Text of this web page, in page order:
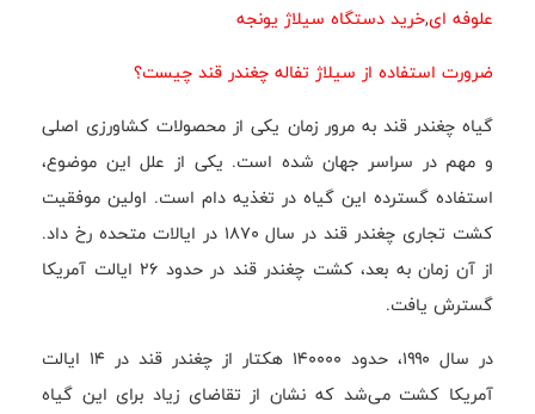
علوفه ای,خرید دستگاه سیلاژ یونجه
ضرورت استفاده از سیلاژ تفاله چغندر قند چیست؟
گیاه چغندر قند به مرور زمان یکی از محصولات کشاورزی اصلی
و مهم در سراسر جهان شده است. یکی از علل این موضوع،
استفاده گسترده این گیاه در تغذیه دام است. اولین موفقیت
کشت تجاری چغندر قند در سال ۱۸۷۰ در ایالات متحده رخ داد.
از آن زمان به بعد، کشت چغندر قند در حدود ۲۶ ایالت آمریکا
گسترش یافت.
در سال ۱۹۹۰، حدود ۱۴۰۰۰۰ هکتار از چغندر قند در ۱۴ ایالت
آمریکا کشت می‌شد که نشان از تقاضای زیاد برای این گیاه